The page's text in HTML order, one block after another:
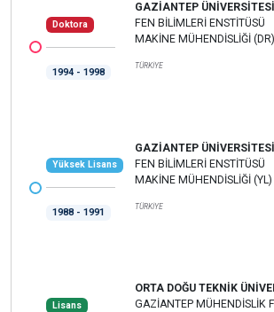
Doktora
1994 - 1998
GAZİANTEP ÜNİVERSİTESİ
FEN BİLİMLERİ ENSTİTÜSÜ
MAKİNE MÜHENDİSLİĞİ (DR)
TÜRKİYE
Yüksek Lisans
1988 - 1991
GAZİANTEP ÜNİVERSİTESİ
FEN BİLİMLERİ ENSTİTÜSÜ
MAKİNE MÜHENDİSLİĞİ (YL)
TÜRKİYE
Lisans
ORTA DOĞU TEKNİK
GAZİANTEP MÜHENDİSLİK